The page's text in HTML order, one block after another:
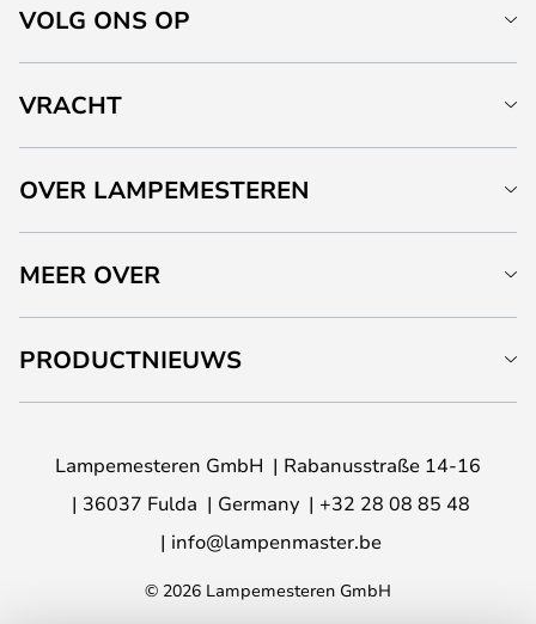
VOLG ONS OP
VRACHT
OVER LAMPEMESTEREN
MEER OVER
PRODUCTNIEUWS
Lampemesteren GmbH
Rabanusstraße 14-16
36037 Fulda
Germany
+32 28 08 85 48
info@lampenmaster.be
© 2026 Lampemesteren GmbH